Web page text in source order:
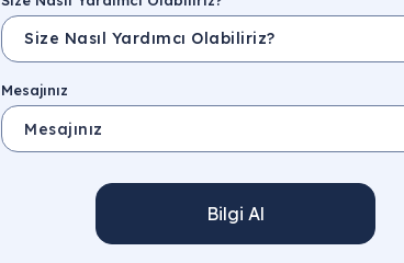
Mesajınız
Bilgi Al